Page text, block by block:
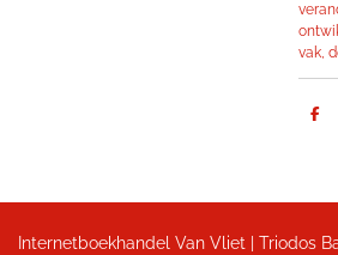
vak,
D
Internetboekhandel Van Vliet | Triodos